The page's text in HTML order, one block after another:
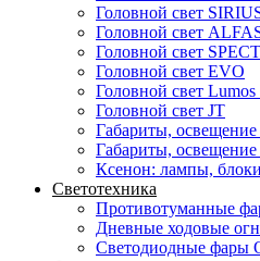
Головной свет
Головной свет
Головной свет
Головной свет EVO
Головной свет
Головной свет JT
Габариты, освещение
Габариты,
Ксенон: лампы, блоки
Светотехника
Противотуманные
Дневные ходовые
Светодиодные фары